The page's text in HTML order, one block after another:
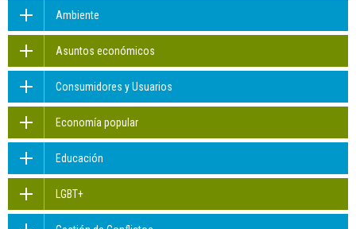
Ambiente
Asuntos económicos
Consumidores y Usuarios
Economía popular
Educación
LGBT+